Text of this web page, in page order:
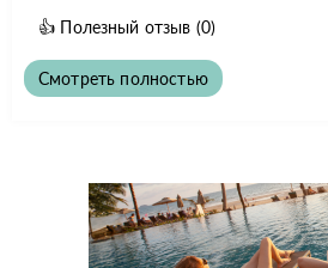
👍 Полезный отзыв (0)
Смотреть полностью